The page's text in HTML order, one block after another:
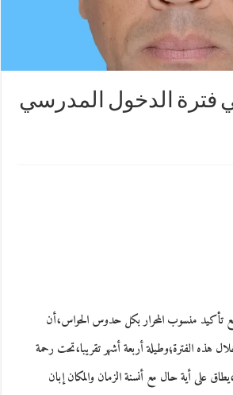
فترة الدخول المدرسي
تأكيد منسوب المحرار بكل حدوس الحواس،أن
الفترة؛وطيلة أربعة أشهر تقريبا،تحت رحمة
على أية حال مع أنسنة الزمان والمكان إبان